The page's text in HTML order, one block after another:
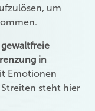
um
gewaltfreie
in
Emotionen
steht hier